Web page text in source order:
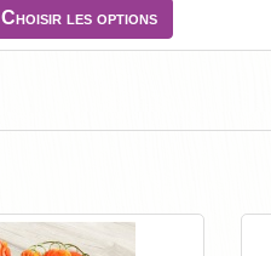
Choisir les options